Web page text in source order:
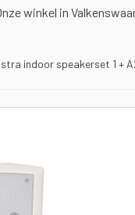
winkel in
indoor speakerset 1 +